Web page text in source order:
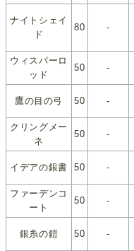
ナイトシェイ
ド
80 -
ウィスパーロ
ッド
50 -
鷹の目の弓 50 -
クリングメー
ネ
50 -
イデアの銀書 50 -
ファーデンコ
ート
50 -
銀糸の鎧 50 -